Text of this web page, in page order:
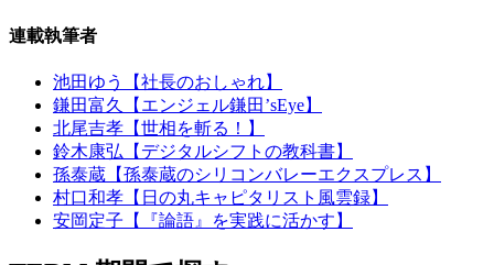
連載執筆者
池田ゆう【社長のおしゃれ】
鎌田富久【エンジェル鎌田’sEye】
北尾吉孝【世相を斬る！】
鈴木康弘【デジタルシフトの教科書】
孫泰蔵【孫泰蔵のシリコンバレーエクスプレス】
村口和孝【日の丸キャピタリスト風雲録】
安岡定子【『論語』を実践に活かす】